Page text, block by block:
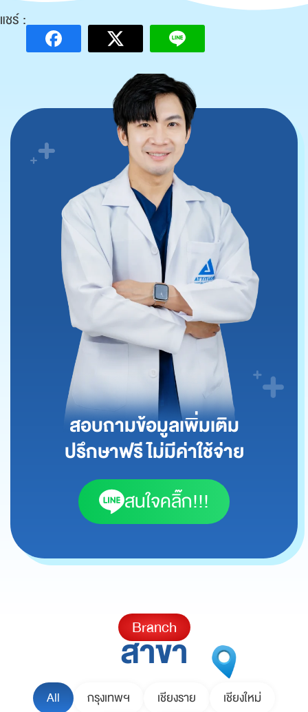
แชร์ :
สอบถามข้อมูลเพิ่มเติม
ปรึกษาฟรี ไม่มีค่าใช้จ่าย
สนใจคลิ๊ก!!!
Branch
สาขา
All กรุงเทพฯ เชียงราย เชียงใหม่